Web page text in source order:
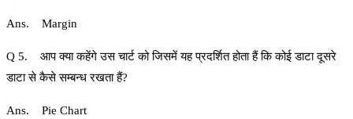
Ans. Margin
Q 5. आप क्‍या कहेंगे उस चार्ट को जिसमें यह प्रदर्शित होता हैं कि कोई डाटा दूसरे
डाटा से कैसे सम्‍बन्‍ध रखता हैं?
Ans. Pie Chart